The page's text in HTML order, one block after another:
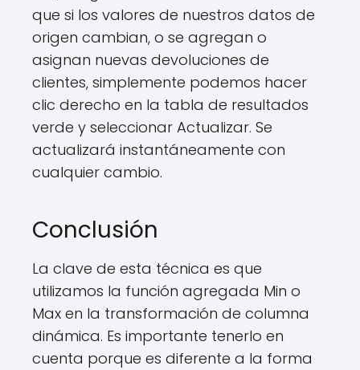
que si los valores de nuestros datos de
origen cambian, o se agregan o
asignan nuevas devoluciones de
clientes, simplemente podemos hacer
clic derecho en la tabla de resultados
verde y seleccionar Actualizar. Se
actualizará instantáneamente con
cualquier cambio.
Conclusión
La clave de esta técnica es que
utilizamos la función agregada Min o
Max en la transformación de columna
dinámica. Es importante tenerlo en
cuenta porque es diferente a la forma